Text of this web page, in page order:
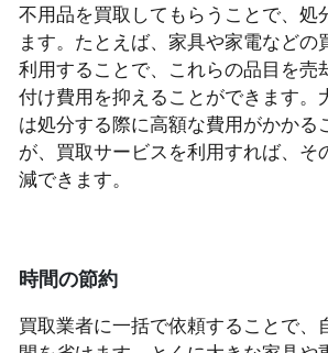
不用品を買取してもらうことで、処
ます。たとえば、家具や家電などの
利用することで、これらの品目を売
付け費用を抑えることができます。
は処分する際に高額な費用がかかる
が、買取サービスを利用すれば、そ
減できます。
時間の節約
買取業者に一括で依頼することで、